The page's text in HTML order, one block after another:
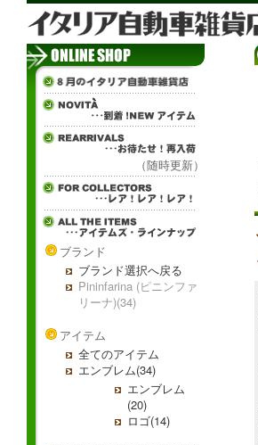
（随時更新）
ブランド
ブランド選択へ戻る
Pininfarina (ピニンファ
リーナ)(34)
アイテム
全てのアイテム
エンブレム(34)
エンブレム
(20)
ロゴ(14)